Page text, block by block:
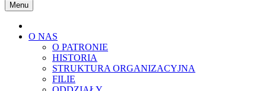
Menu
O NAS
O PATRONIE
HISTORIA
STRUKTURA ORGANIZACYJNA
FILIE